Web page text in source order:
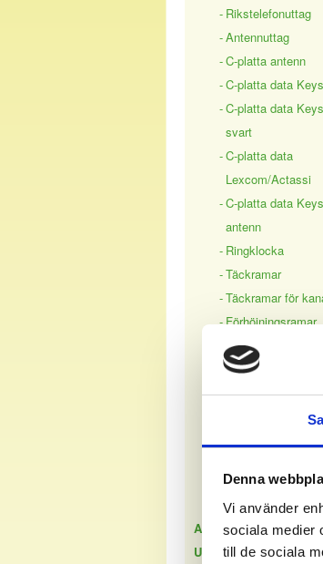
Denna
Vi använder
sociala medier
till de sociala
Rikstelefonuttag
Antennuttag
C-platta antenn
C-platta data
C-platta data
svart
C-platta data
Lexcom/Actassi
C-platta data
antenn
Ringklocka
Täckramar
Täckramar för
Förhöjningsramar
Hörnboxar
Sockeldosa
Blindlock
Utanpåliggande IP20
Infällt IP44
Apparatserie - DesignX
USB - uttag &